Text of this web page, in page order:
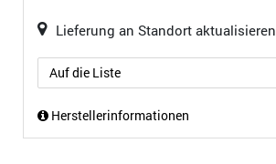
Lieferung an Standort aktualisieren
Auf die Liste
Herstellerinformationen